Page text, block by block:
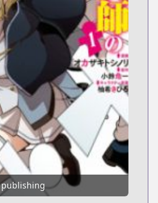
publishing